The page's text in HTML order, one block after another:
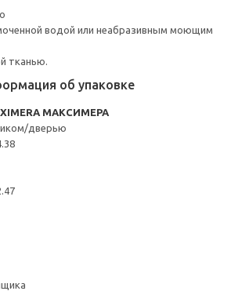
водой или неабразивным моющим
тканью.
об упаковке
МАКСИМЕРА
дверью